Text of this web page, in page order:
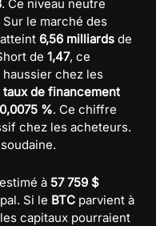
. Ce niveau neutre
le marché des
6,56 milliards de
de 1,47, ce
chez les
taux de financement
0,0075 %. Ce chiffre
chez les acheteurs.
à 57 759 $
Si le BTC parvient à
capitaux pourraient